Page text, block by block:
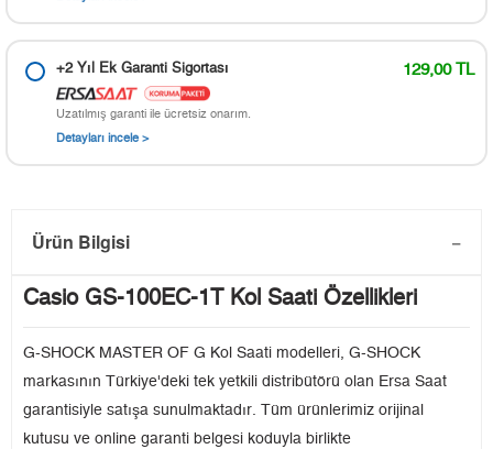
+2 Yıl Ek Garanti Sigortası 129,00 TL
Uzatılmış garanti ile ücretsiz onarım.
Detayları incele >
Ürün Bilgisi
Casio GS-100EC-1T Kol Saati Özellikleri
G-SHOCK MASTER OF G Kol Saati modelleri, G-SHOCK
markasının Türkiye'deki tek yetkili distribütörü olan Ersa Saat
garantisiyle satışa sunulmaktadır. Tüm ürünlerimiz orijinal
kutusu ve online garanti belgesi koduyla birlikte